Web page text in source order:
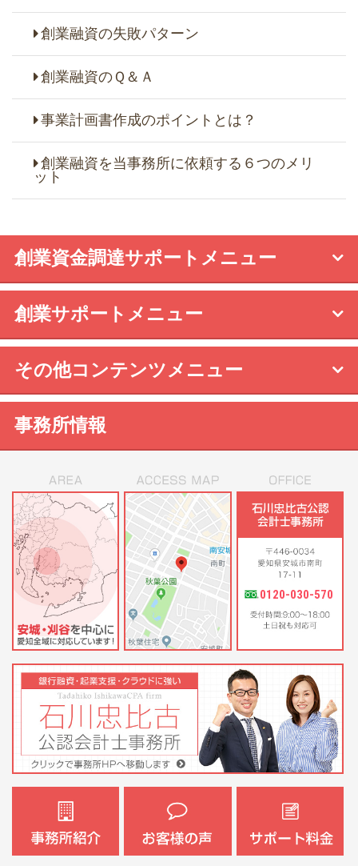
創業融資の失敗パターン
創業融資のＱ＆Ａ
事業計画書作成のポイントとは？
創業融資を当事務所に依頼する６つのメリ
ット
創業資金調達サポートメニュー
創業サポートメニュー
その他コンテンツメニュー
事務所情報
0120-030-570